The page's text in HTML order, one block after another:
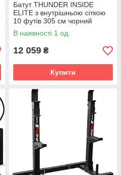
Батут THUNDER INSIDE
ELITE з внутрішньою сіткою
10 футів 305 см чорний
В наявності 1 од.
12 059 ₴
Купити